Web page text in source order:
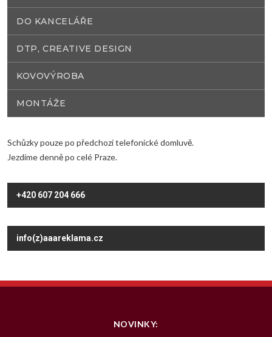
DO KANCELÁŘE
DTP, CREATIVE DESIGN
KOVOVÝROBA
MONTÁŽE
Schůzky pouze po předchozí telefonické domluvě.
Jezdíme denně po celé Praze.
+420 607 204 666
info(z)aaareklama.cz
NOVINKY: